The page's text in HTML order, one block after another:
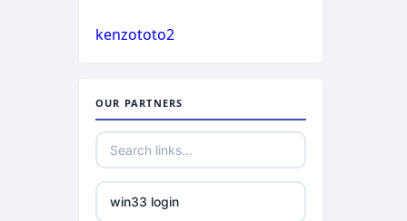
casino not on gamstop
casino not on gamstop
casino not on gamstop
non gamstop casino
non gamstop casino
kenzototo2
OUR PARTNERS
win33 login